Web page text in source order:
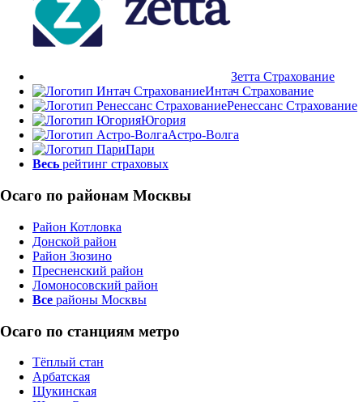
Зетта Страхование
Интач Страхование
Ренессанс Страхование
Югория
Астро-Волга
Пари
Весь рейтинг страховых
Осаго по районам Москвы
Район Котловка
Донской район
Район Зюзино
Пресненский район
Ломоносовский район
Все районы Москвы
Осаго по станциям метро
Тёплый стан
Арбатская
Щукинская